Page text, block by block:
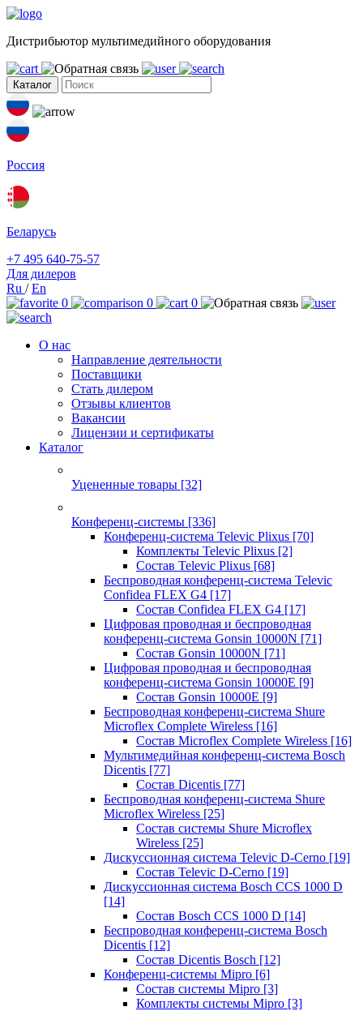
Дистрибьютор мультимедийного оборудования
Каталог
Россия
Беларусь
+7 495 640-75-57
Для дилеров
Ru /En
0
0 0
О нас
Направление деятельности
Поставщики
Стать дилером
Отзывы клиентов
Вакансии
Лицензии и сертификаты
Каталог
Уцененные товары [32]
Конференц-системы [336]
Конференц-система Televic Plixus [70]
Комплекты Televic Plixus [2]
Состав Televic Plixus [68]
Беспроводная конференц-система Televic
Confidea FLEX G4 [17]
Состав Confidea FLEX G4 [17]
Цифровая проводная и беспроводная
конференц-система Gonsin 10000N [71]
Состав Gonsin 10000N [71]
Цифровая проводная и беспроводная
конференц-система Gonsin 10000E [9]
Состав Gonsin 10000E [9]
Беспроводная конференц-система Shure
Microflex Complete Wireless [16]
Состав Microflex Complete Wireless [16]
Мультимедийная конференц-система Bosch
Dicentis [77]
Состав Dicentis [77]
Беспроводная конференц-система Shure
Microflex Wireless [25]
Состав системы Shure Microflex
Wireless [25]
Дискуссионная система Televic D-Cerno [19]
Состав Televic D-Cerno [19]
Дискуссионная система Bosch CCS 1000 D
[14]
Состав Bosch CCS 1000 D [14]
Беспроводная конференц-система Bosch
Dicentis [12]
Состав Dicentis Bosch [12]
Конференц-системы Mipro [6]
Состав системы Mipro [3]
Комплекты системы Mipro [3]